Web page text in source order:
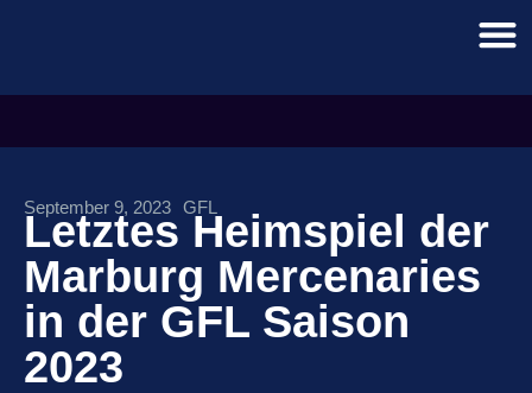
September 9, 2023 GFL
Letztes Heimspiel der
Marburg Mercenaries
in der GFL Saison
2023